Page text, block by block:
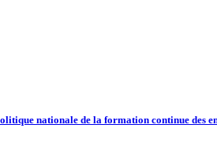
nationale de la formation continue des